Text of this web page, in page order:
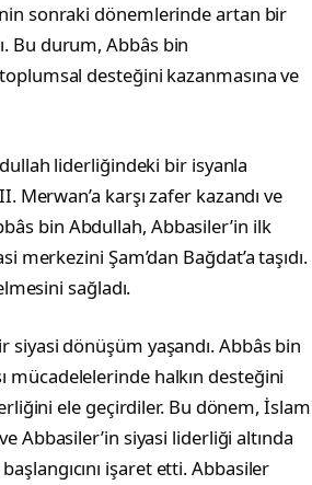
sonraki dönemlerinde artan bir
Bu durum, Abbâs bin
desteğini kazanmasına ve
liderliğindeki bir isyanla
Merwan’a karşı zafer kazandı ve
bin Abdullah, Abbasiler’in ilk
merkezini Şam’dan Bağdat’a taşıdı.
sağladı.
dönüşüm yaşandı. Abbâs bin
mücadelelerinde halkın desteğini
ele geçirdiler. Bu dönem, İslam
Abbasiler’in siyasi liderliği altında
işaret etti. Abbasiler